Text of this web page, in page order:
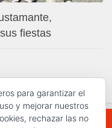
fiestas
para garantizar el
y mejorar nuestros
rechazar las no